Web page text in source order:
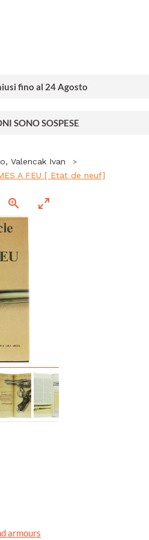
fino al 24 Agosto
SONO SOSPESE
Valencak Ivan
A FEU [ Etat de neuf]
armours